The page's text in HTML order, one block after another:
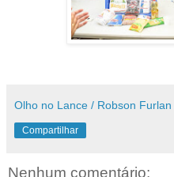
Olho no Lance / Robson Furlan
Compartilhar
Nenhum comentário: